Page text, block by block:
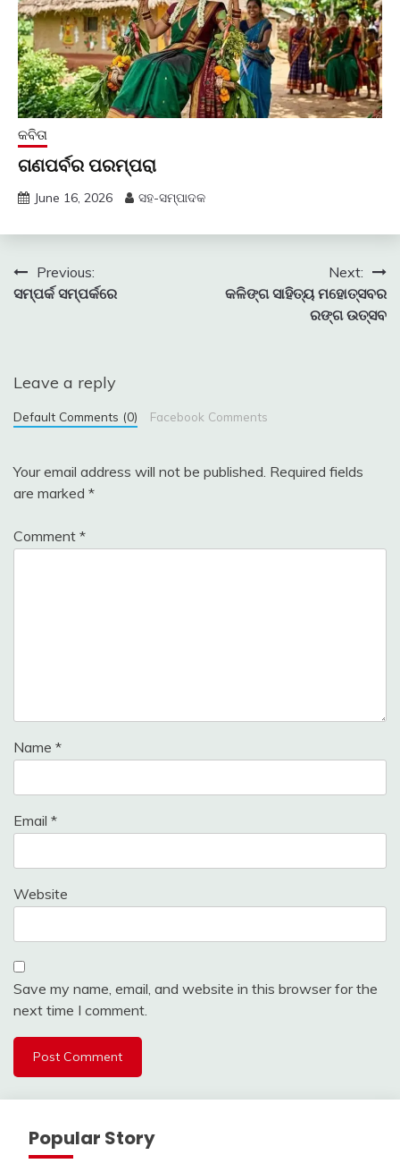
କବିତା
ଗଣପର୍ବର ପରମ୍ପରା
June 16, 2026 ସହ-ସମ୍ପାଦକ
Post
navigation
Previous:
ସମ୍ପର୍କ ସମ୍ପର୍କରେ
Next:
କଳିଙ୍ଗ ସାହିତ୍ୟ ମହୋତ୍ସବର
ରଙ୍ଗ ଉତ୍ସବ
Leave a reply
Default Comments (0) Facebook Comments
Your email address will not be published. Required fields
are marked *
Comment *
Name *
Email *
Website
Save my name, email, and website in this browser for the
next time I comment.
Popular Story